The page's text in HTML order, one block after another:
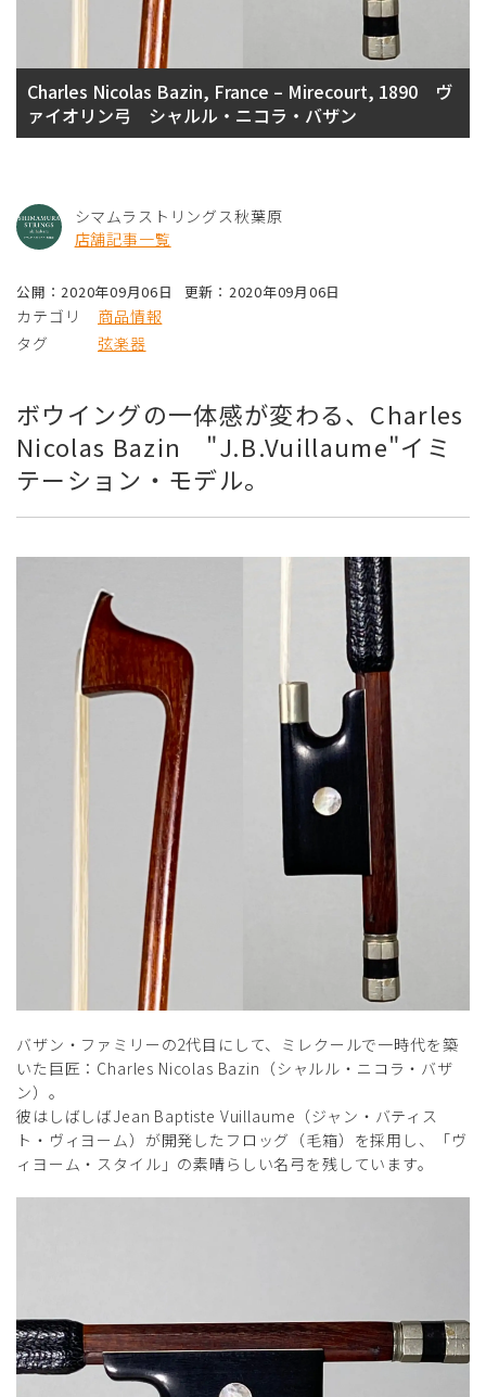
Charles Nicolas Bazin, France – Mirecourt, 1890 ヴ
ァイオリン弓 シャルル・ニコラ・バザン
シマムラストリングス秋葉原
店舗記事一覧
公開：2020年09月06日 更新：2020年09月06日
カテゴリ
商品情報
タグ
弦楽器
ボウイングの一体感が変わる、Charles
Nicolas Bazin "J.B.Vuillaume"イミ
テーション・モデル。
バザン・ファミリーの2代目にして、ミレクールで一時代を築
いた巨匠：Charles Nicolas Bazin（シャルル・ニコラ・バザ
ン）。
彼はしばしばJean Baptiste Vuillaume（ジャン・バティス
ト・ヴィヨーム）が開発したフロッグ（毛箱）を採用し、「ヴ
ィヨーム・スタイル」の素晴らしい名弓を残しています。